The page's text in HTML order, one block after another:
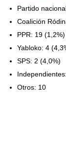
Partido
Coalición
PPR: 19 (1,2%)
Yabloko: 4
SPS: 2 (4,0%)
Otros: 10